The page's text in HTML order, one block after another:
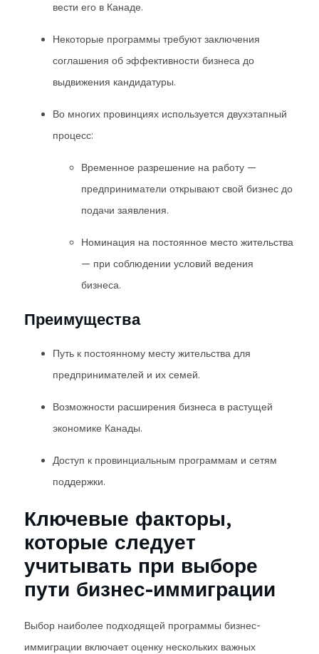
вести его в Канаде.
Некоторые программы требуют заключения
соглашения об эффективности бизнеса до
выдвижения кандидатуры.
Во многих провинциях используется двухэтапный
процесс:
Временное разрешение на работу —
предприниматели открывают свой бизнес до
подачи заявления.
Номинация на постоянное место жительства
— при соблюдении условий ведения
бизнеса.
Преимущества
Путь к постоянному месту жительства для
предпринимателей и их семей.
Возможности расширения бизнеса в растущей
экономике Канады.
Доступ к провинциальным программам и сетям
поддержки.
Ключевые факторы,
которые следует
учитывать при выборе
пути бизнес-иммиграции
Выбор наиболее подходящей программы бизнес-
иммиграции включает оценку нескольких важных